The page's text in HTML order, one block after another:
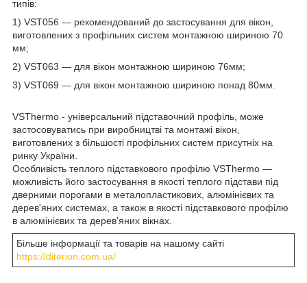
типів:
1) VST056 — рекомендований до застосування для вікон,
виготовлених з профільних систем монтажною шириною 70
мм;
2) VST063 — для вікон монтажною шириною 76мм;
3) VST069 — для вікон монтажною шириною понад 80мм.
VSThermo - універсальний підставочний профіль, може
застосовуватись при виробництві та монтажі вікон,
виготовлених з більшості профільних систем присутніх на
ринку України.
Особливість теплого підставкового профілю VSThermo —
можливість його застосування в якості теплого підстави під
дверними порогами в металопластикових, алюмінієвих та
дерев'яних системах, а також в якості підставкового профілю
в алюмінієвих та дерев'яних вікнах.
Більше інформації та товарів на нашому сайті
https://diterion.com.ua/